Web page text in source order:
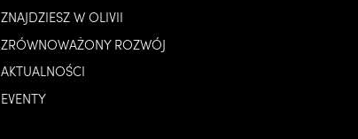
ZNAJDZIESZ W OLIVII
ZRÓWNOWAŻONY ROZWÓJ
AKTUALNOŚCI
EVENTY